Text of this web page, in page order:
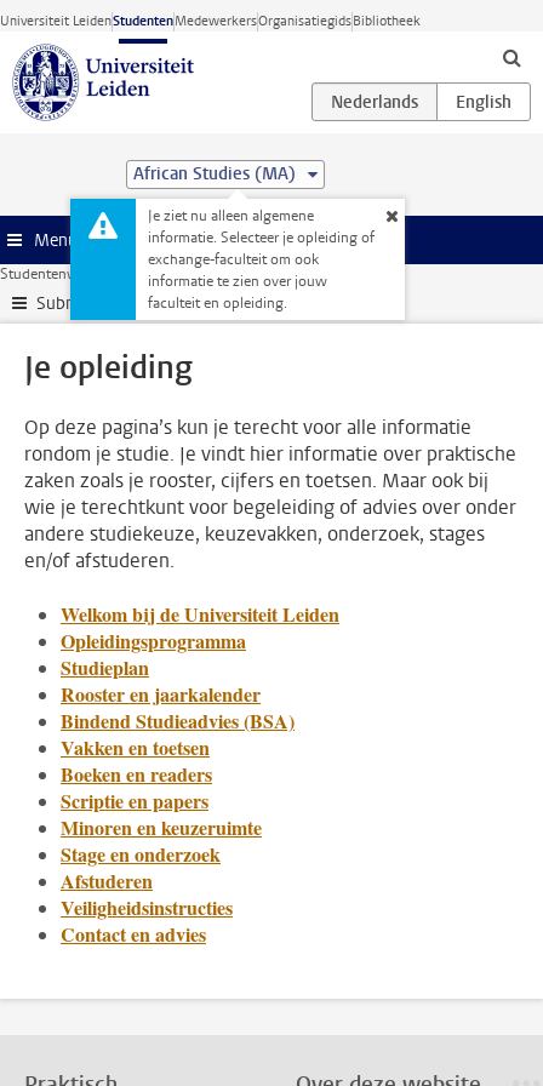
Ga direct naar de inhoud
Universiteit LeidenStudentenMedewerkersOrganisatiegidsBibliotheek
African Studies (MA)
Je ziet nu alleen algemene
informatie. Selecteer je opleiding of
exchange-faculteit om ook
informatie te zien over jouw
faculteit en opleiding.
Menu
Studentenwebsite Je opleiding
Submenu
Je opleiding
Op deze pagina’s kun je terecht voor alle informatie
rondom je studie. Je vindt hier informatie over praktische
zaken zoals je rooster, cijfers en toetsen. Maar ook bij
wie je terechtkunt voor begeleiding of advies over onder
andere studiekeuze, keuzevakken, onderzoek, stages
en/of afstuderen.
Welkom bij de Universiteit Leiden
Opleidingsprogramma
Studieplan
Rooster en jaarkalender
Bindend Studieadvies (BSA)
Vakken en toetsen
Boeken en readers
Scriptie en papers
Minoren en keuzeruimte
Stage en onderzoek
Afstuderen
Veiligheidsinstructies
Contact en advies